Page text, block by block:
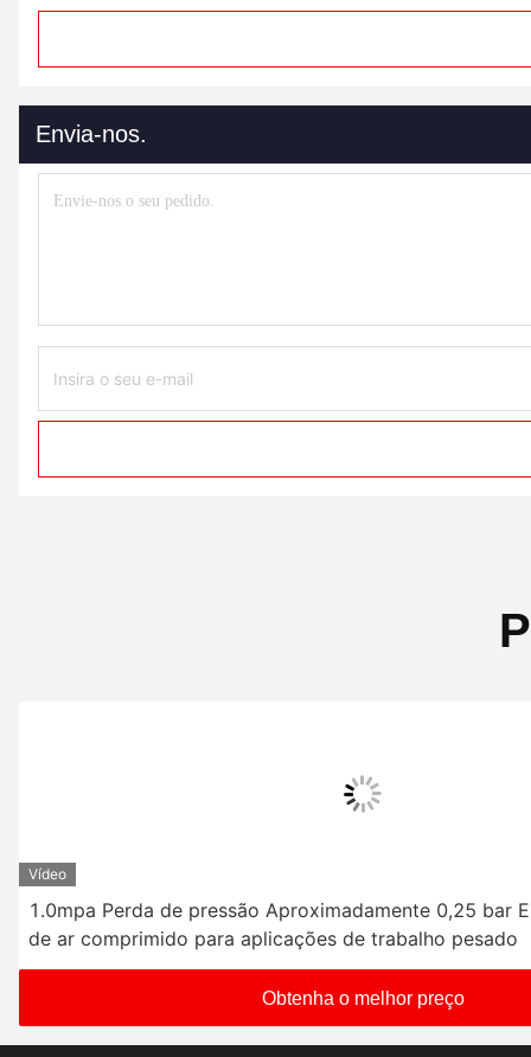
Envia-nos.
Vídeo
1.0mpa Perda de pressão Aproximadamente 0,25 bar
de ar comprimido para aplicações de trabalho pesado
Obtenha o melhor preço